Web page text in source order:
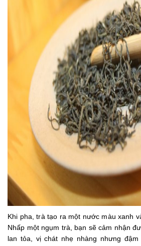
Khi pha, trà tạo ra một nước màu xanh
Nhấp một ngụm trà, bạn sẽ cảm nhận
lan tỏa, vị chát nhẹ nhàng nhưng